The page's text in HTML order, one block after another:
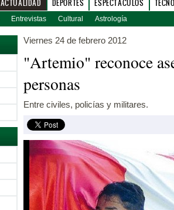
ACTUALIDAD DEPORTES ESPECTÁCULOS
Entrevistas Cultural Astrología
Viernes 24 de febrero 2012
"Artemio" reconoce
personas
Entre civiles, policías y militares.